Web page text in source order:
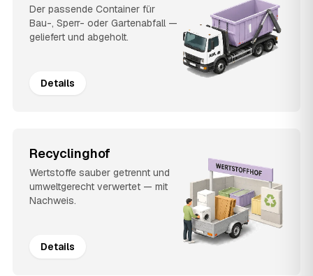
Der passende Container für
Bau-, Sperr- oder Gartenabfall —
geliefert und abgeholt.
Details
Recyclinghof
Wertstoffe sauber getrennt und
umweltgerecht verwertet — mit
Nachweis.
Details